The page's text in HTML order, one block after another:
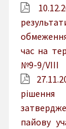
час на
№9-9/VIII
рішення
пайову